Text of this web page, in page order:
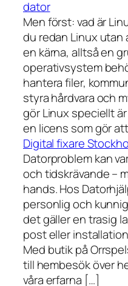
dator
Men först: vad är
du redan Linux utan
en kärna, alltså en
operativsystem
hantera filer,
styra hårdvara och
gör Linux speciellt
en licens som gör
Digital fixare
Datorproblem kan
och tidskrävande –
hands. Hos
personlig och
det gäller en trasig
post eller
Med butik på
till hembesök över
våra erfarna […]